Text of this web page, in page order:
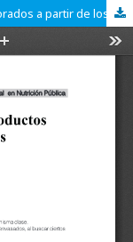
Información nutricional de productos elaborados a partir de los datos suministrados por la etiqueta